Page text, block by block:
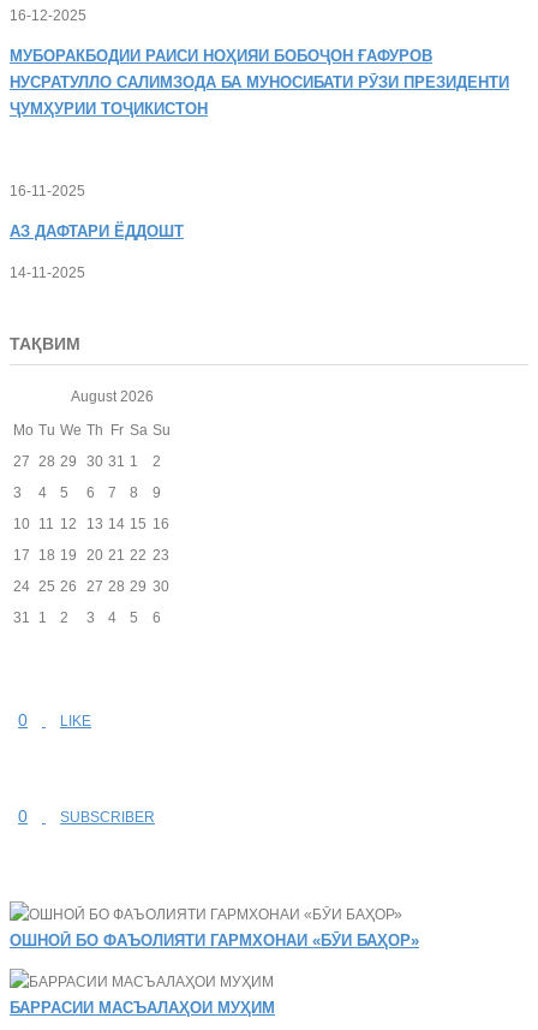
16-12-2025
МУБОРАКБОДИИ РАИСИ НОҲИЯИ БОБОҶОН ҒАФУРОВ
НУСРАТУЛЛО САЛИМЗОДА БА МУНОСИБАТИ РӮЗИ ПРЕЗИДЕНТИ
ҶУМҲУРИИ ТОҶИКИСТОН
16-11-2025
АЗ ДАФТАРИ ЁДДОШТ
14-11-2025
ТАҚВИМ
August 2026
Mo Tu We Th Fr Sa Su
27 28 29 30 31 1
2
3
4 5 6 7 8
9
10 11 12 13 14 15 16
17
18 19 20 21 22 23
24 25 26 27 28 29 30
31
1 2 3 4 5 6
0 LIKE
0 SUBSCRIBER
ОШНОӢ БО ФАЪОЛИЯТИ ГАРМХОНАИ «БӮИ БАҲОР»
БАРРАСИИ МАСЪАЛАҲОИ МУҲИМ